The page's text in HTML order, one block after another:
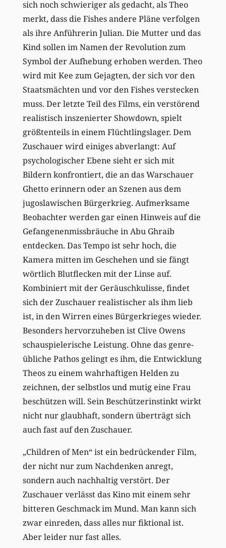
sich noch schwieriger als gedacht, als Theo
merkt, dass die Fishes andere Pläne verfolgen
als ihre Anführerin Julian. Die Mutter und das
Kind sollen im Namen der Revolution zum
Symbol der Aufhebung erhoben werden. Theo
wird mit Kee zum Gejagten, der sich vor den
Staatsmächten und vor den Fishes verstecken
muss. Der letzte Teil des Films, ein verstörend
realistisch inszenierter Showdown, spielt
größtenteils in einem Flüchtlingslager. Dem
Zuschauer wird einiges abverlangt: Auf
psychologischer Ebene sieht er sich mit
Bildern konfrontiert, die an das Warschauer
Ghetto erinnern oder an Szenen aus dem
jugoslawischen Bürgerkrieg. Aufmerksame
Beobachter werden gar einen Hinweis auf die
Gefangenenmissbräuche in Abu Ghraib
entdecken. Das Tempo ist sehr hoch, die
Kamera mitten im Geschehen und sie fängt
wörtlich Blutflecken mit der Linse auf.
Kombiniert mit der Geräuschkulisse, findet
sich der Zuschauer realistischer als ihm lieb
ist, in den Wirren eines Bürgerkrieges wieder.
Besonders hervorzuheben ist Clive Owens
schauspielerische Leistung. Ohne das genre-
übliche Pathos gelingt es ihm, die Entwicklung
Theos zu einem wahrhaftigen Helden zu
zeichnen, der selbstlos und mutig eine Frau
beschützen will. Sein Beschützerinstinkt wirkt
nicht nur glaubhaft, sondern überträgt sich
auch fast auf den Zuschauer.
„Children of Men“ ist ein bedrückender Film,
der nicht nur zum Nachdenken anregt,
sondern auch nachhaltig verstört. Der
Zuschauer verlässt das Kino mit einem sehr
bitteren Geschmack im Mund. Man kann sich
zwar einreden, dass alles nur fiktional ist.
Aber leider nur fast alles.